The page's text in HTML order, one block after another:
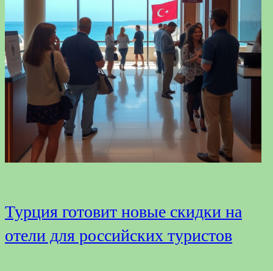
Турция готовит новые скидки на
отели для российских туристов